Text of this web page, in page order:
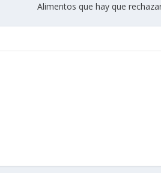
Alimentos que hay que